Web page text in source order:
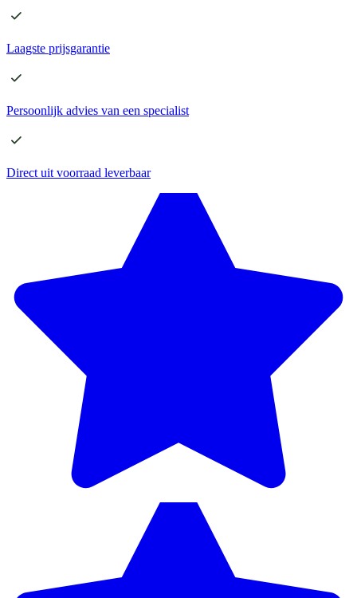
Laagste prijsgarantie
Persoonlijk advies van een specialist
Direct uit voorraad leverbaar